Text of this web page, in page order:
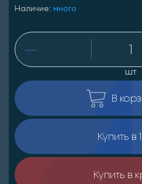
Наличие: много
шт
В
Купить в
Купить в